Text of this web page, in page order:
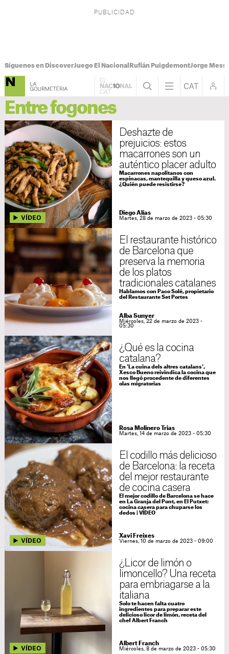
Síguenos en DiscoverJuego El Nacional Rufián PuigdemontJorge Messi
Entre fogones
Deshazte de
prejuicios: estos
macarrones son un
auténtico placer adulto
Macarrones napolitanos con
espinacas, mantequilla y queso azul.
¿Quién puede resistirse?
Diego Alías
Martes, 28 de marzo de 2023 - 05:30
El restaurante histórico
de Barcelona que
preserva la memoria
de los platos
tradicionales catalanes
Hablamos con Paco Solé, propietario
del Restaurante Set Portes
Alba Sunyer
Miércoles, 22 de marzo de 2023 -
05:30
¿Qué es la cocina
catalana?
En 'La cuina dels altres catalans',
Xesco Bueno reivindica la cocina que
nos llegó procedente de diferentes
olas migratorias
Rosa Molinero Trias
Martes, 14 de marzo de 2023 - 05:30
El codillo más delicioso
de Barcelona: la receta
del mejor restaurante
de cocina casera
El mejor codillo de Barcelona se hace
en La Granja del Pont, en El Putxet:
cocina casera para chuparse los
dedos | VÍDEO
Xavi Freixes
Viernes, 10 de marzo de 2023 - 09:00
¿Licor de limón o
limoncello? Una receta
para embriagarse a la
italiana
Solo te hacen falta cuatro
ingredientes para preparar este
delicioso licor de limón, receta del
chef Albert Franch
Albert Franch
Miércoles, 8 de marzo de 2023 - 05:30